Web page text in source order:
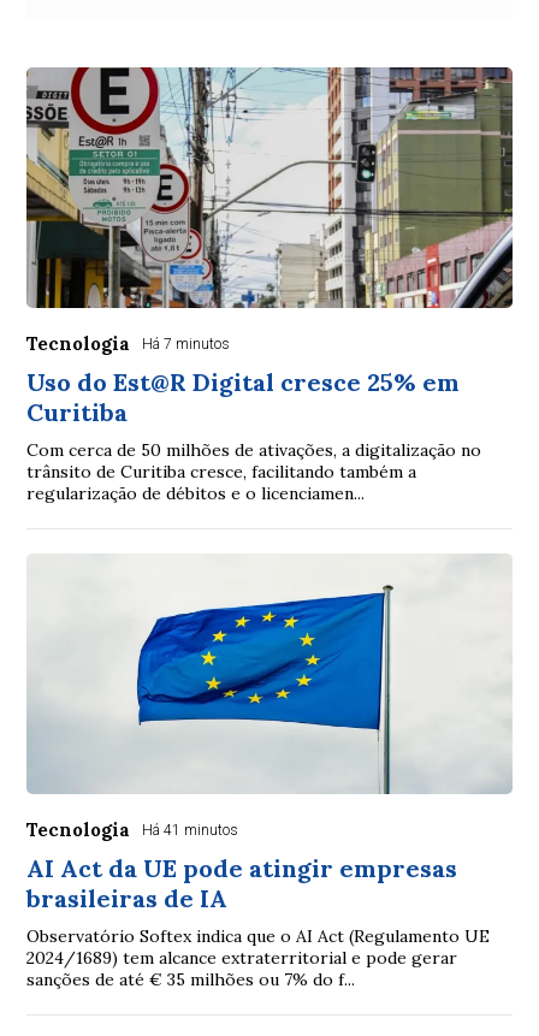
Tecnologia Há 7 minutos
Uso do Est@R Digital cresce 25% em
Curitiba
Com cerca de 50 milhões de ativações, a digitalização no
trânsito de Curitiba cresce, facilitando também a
regularização de débitos e o licenciamen...
Tecnologia Há 41 minutos
AI Act da UE pode atingir empresas
brasileiras de IA
Observatório Softex indica que o AI Act (Regulamento UE
2024/1689) tem alcance extraterritorial e pode gerar
sanções de até € 35 milhões ou 7% do f...